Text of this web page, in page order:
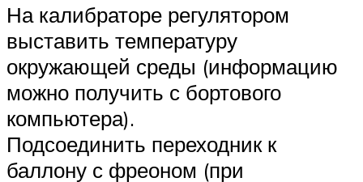
На калибраторе регулятором
выставить температуру
окружающей среды (информацию
можно получить с бортового
компьютера).
Подсоединить переходник к
баллону с фреоном (при